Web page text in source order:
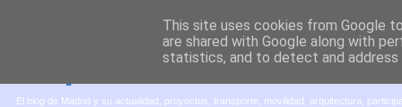
es por madrid
El blog de Madrid y su actualidad, proyectos, transporte, movilidad, arquitectura,
This site uses cookies from Google
are shared with Google along with
statistics, and to detect and address